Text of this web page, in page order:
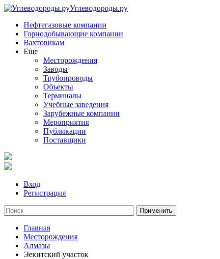
Углеводороды.ру
Нефтегазовые компании
Горнодобывающие компании
Вахтовикам
Еще
Месторождения
Заводы
Трубопроводы
Объекты
Терминалы
Учебные заведения
Зарубежные компании
Мероприятия
Публикации
Поставщики
Вход
Регистрация
Главная
Месторождения
Алмазы
Эекитский участок